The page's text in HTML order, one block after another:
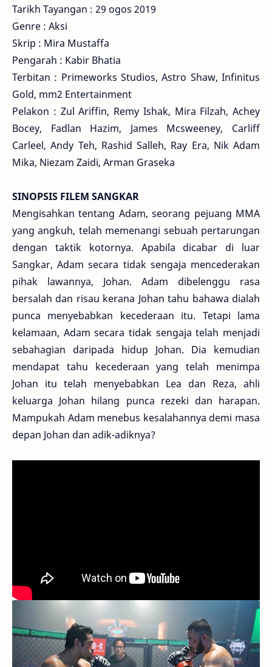
Tarikh Tayangan : 29 ogos 2019
Genre : Aksi
Skrip : Mira Mustaffa
Pengarah : Kabir Bhatia
Terbitan : Primeworks Studios, Astro Shaw, Infinitus
Gold, mm2 Entertainment
Pelakon : Zul Ariffin, Remy Ishak, Mira Filzah, Achey
Bocey, Fadlan Hazim, James Mcsweeney, Carliff
Carleel, Andy Teh, Rashid Salleh, Ray Era, Nik Adam
Mika, Niezam Zaidi, Arman Graseka
SINOPSIS FILEM SANGKAR
Mengisahkan tentang Adam, seorang pejuang MMA
yang angkuh, telah memenangi sebuah pertarungan
dengan taktik kotornya. Apabila dicabar di luar
Sangkar, Adam secara tidak sengaja mencederakan
pihak lawannya, Johan. Adam dibelenggu rasa
bersalah dan risau kerana Johan tahu bahawa dialah
punca menyebabkan kecederaan itu. Tetapi lama
kelamaan, Adam secara tidak sengaja telah menjadi
sebahagian daripada hidup Johan. Dia kemudian
mendapat tahu kecederaan yang telah menimpa
Johan itu telah menyebabkan Lea dan Reza, ahli
keluarga Johan hilang punca rezeki dan harapan.
Mampukah Adam menebus kesalahannya demi masa
depan Johan dan adik-adiknya?